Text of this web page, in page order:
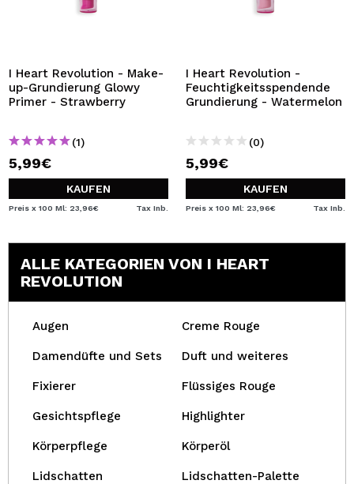
I Heart Revolution - Make-
up-Grundierung Glowy
Primer - Strawberry
(1)
5,99€
KAUFEN
Preis x 100 Ml: 23,96€ Tax Inb.
I Heart Revolution -
Feuchtigkeitsspendende
Grundierung - Watermelon
(0)
5,99€
KAUFEN
Preis x 100 Ml: 23,96€ Tax Inb.
ALLE KATEGORIEN VON I HEART
REVOLUTION
Augen Creme Rouge
Damendüfte und Sets Duft und weiteres
Fixierer Flüssiges Rouge
Gesichtspflege Highlighter
Körperpflege Körperöl
Lidschatten Lidschatten-Palette